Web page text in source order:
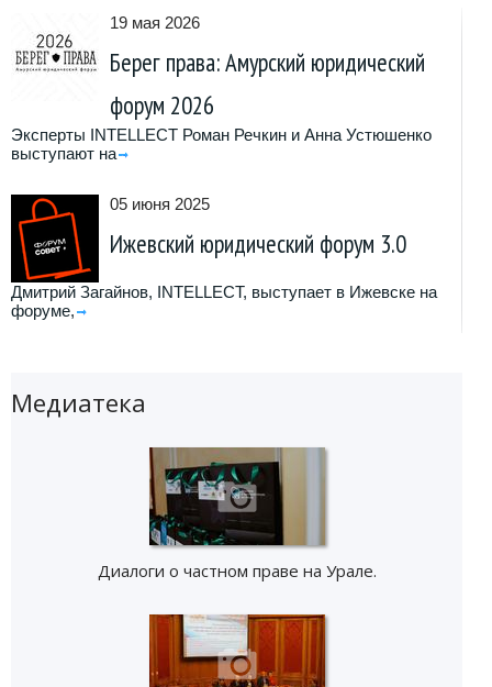
19 мая 2026
Берег права: Амурский юридический
форум 2026
Эксперты INTELLECT Роман Речкин и Анна Устюшенко
выступают на
05 июня 2025
Ижевский юридический форум 3.0
Дмитрий Загайнов, INTELLECT, выступает в Ижевске на
форуме,
Медиатека
Диалоги о частном праве на Урале.